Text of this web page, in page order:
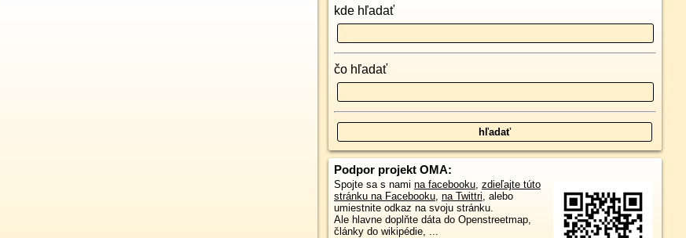
kde hľadať
čo hľadať
Podpor projekt OMA:
Spojte sa s nami na facebooku, zdieľajte túto
stránku na Facebooku, na Twittri, alebo
umiestnite odkaz na svoju stránku.
Ale hlavne doplňte dáta do Openstreetmap,
články do wikipédie, ...